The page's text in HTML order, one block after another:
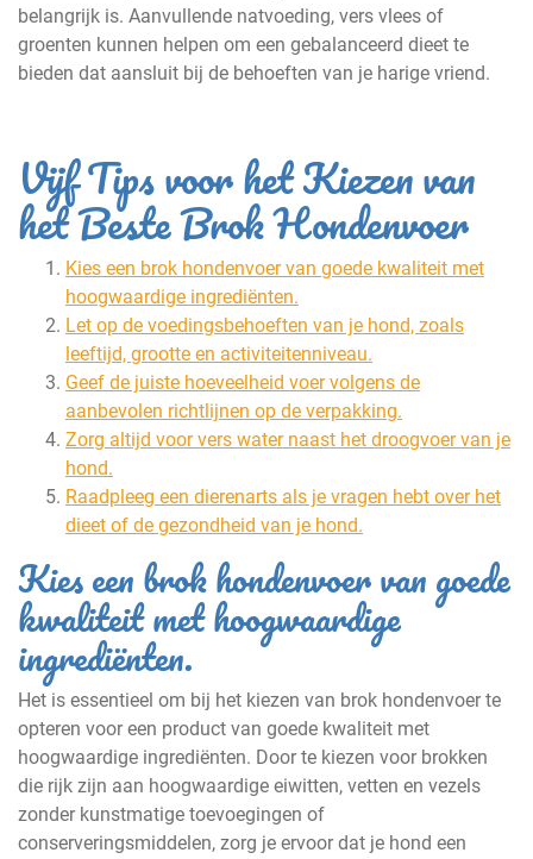
belangrijk is. Aanvullende natvoeding, vers vlees of
groenten kunnen helpen om een gebalanceerd dieet te
bieden dat aansluit bij de behoeften van je harige vriend.
Vijf Tips voor het Kiezen van
het Beste Brok Hondenvoer
Kies een brok hondenvoer van goede kwaliteit met
hoogwaardige ingrediënten.
Let op de voedingsbehoeften van je hond, zoals
leeftijd, grootte en activiteitenniveau.
Geef de juiste hoeveelheid voer volgens de
aanbevolen richtlijnen op de verpakking.
Zorg altijd voor vers water naast het droogvoer van je
hond.
Raadpleeg een dierenarts als je vragen hebt over het
dieet of de gezondheid van je hond.
Kies een brok hondenvoer van goede
kwaliteit met hoogwaardige
ingrediënten.
Het is essentieel om bij het kiezen van brok hondenvoer te
opteren voor een product van goede kwaliteit met
hoogwaardige ingrediënten. Door te kiezen voor brokken
die rijk zijn aan hoogwaardige eiwitten, vetten en vezels
zonder kunstmatige toevoegingen of
conserveringsmiddelen, zorg je ervoor dat je hond een